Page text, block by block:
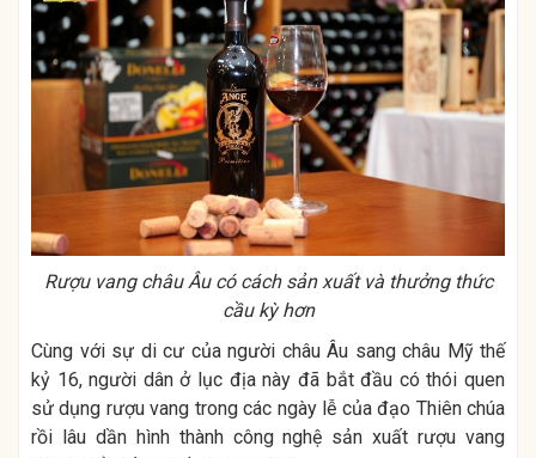
Rượu vang châu Âu có cách sản xuất và thưởng thức
cầu kỳ hơn
Cùng với sự di cư của người châu Âu sang châu Mỹ thế
kỷ 16, người dân ở lục địa này đã bắt đầu có thói quen
sử dụng rượu vang trong các ngày lễ của đạo Thiên chúa
rồi lâu dần hình thành công nghệ sản xuất rượu vang